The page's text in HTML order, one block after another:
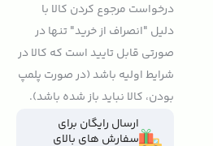
درخواست مرجوع کردن کالا با
دلیل "انصراف از خرید" تنها در
صورتی قابل تایید است که کالا در
شرایط اولیه باشد (در صورت پلمپ
بودن، کالا نباید باز شده باشد).
ارسال رایگان برای
سفارش های بالای